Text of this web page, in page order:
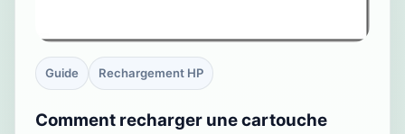
Guide Rechargement HP
Comment recharger une cartouche